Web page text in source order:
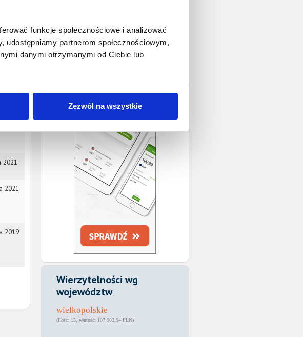
funkcje społecznościowe i analizować
partnerom społecznościowym,
danymi otrzymanymi od Ciebie lub
Zezwól na wszystkie
2023
2022
2021
2021
2021
2019
Wierzytelności wg
województw
wielkopolskie
15 107 903,94 PLN